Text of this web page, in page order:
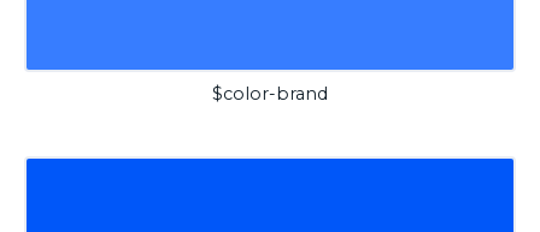
$color-brand